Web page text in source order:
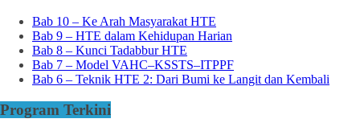
Bab 10 – Ke Arah Masyarakat HTE
Bab 9 – HTE dalam Kehidupan Harian
Bab 8 – Kunci Tadabbur HTE
Bab 7 – Model VAHC–KSSTS–ITPPF
Bab 6 – Teknik HTE 2: Dari Bumi ke Langit dan Kembali
Program Terkini